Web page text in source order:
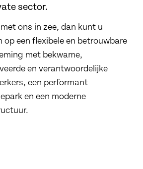
sector.
ons in zee, dan kunt u
op een flexibele en betrouwbare
met bekwame,
en verantwoordelijke
een performant
en een moderne